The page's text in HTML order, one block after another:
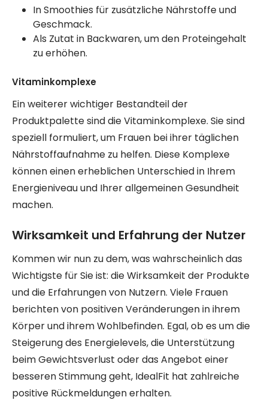
In Smoothies für zusätzliche Nährstoffe und
Geschmack.
Als Zutat in Backwaren, um den Proteingehalt
zu erhöhen.
Vitaminkomplexe
Ein weiterer wichtiger Bestandteil der
Produktpalette sind die Vitaminkomplexe. Sie sind
speziell formuliert, um Frauen bei ihrer täglichen
Nährstoffaufnahme zu helfen. Diese Komplexe
können einen erheblichen Unterschied in Ihrem
Energieniveau und Ihrer allgemeinen Gesundheit
machen.
Wirksamkeit und Erfahrung der Nutzer
Kommen wir nun zu dem, was wahrscheinlich das
Wichtigste für Sie ist: die Wirksamkeit der Produkte
und die Erfahrungen von Nutzern. Viele Frauen
berichten von positiven Veränderungen in ihrem
Körper und ihrem Wohlbefinden. Egal, ob es um die
Steigerung des Energielevels, die Unterstützung
beim Gewichtsverlust oder das Angebot einer
besseren Stimmung geht, IdealFit hat zahlreiche
positive Rückmeldungen erhalten.